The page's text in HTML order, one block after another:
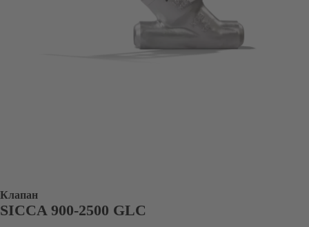
Клапан
SICCA 900-2500 GLC